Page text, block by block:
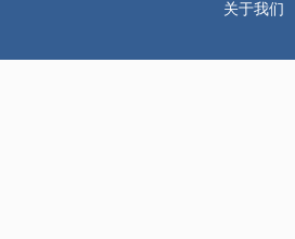
关于我们